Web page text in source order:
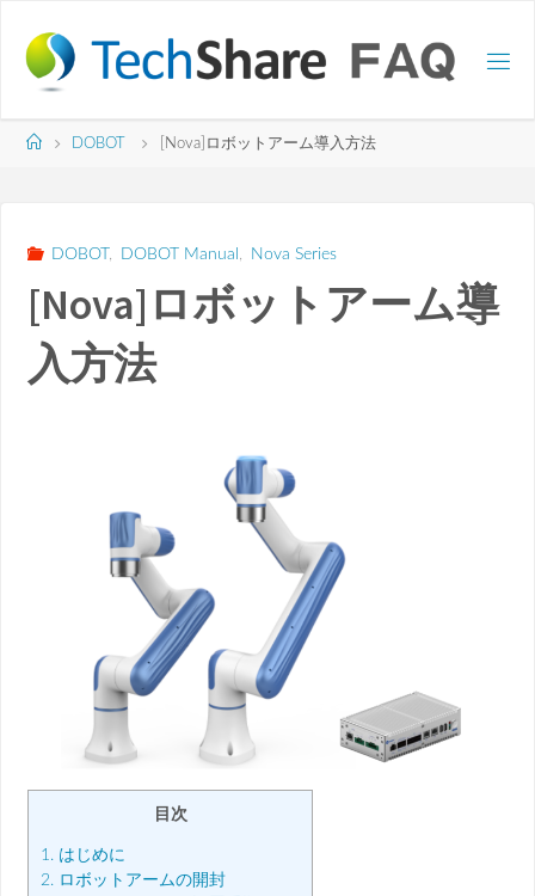
ツ
ホ
DOBOT [Nova]ロボットアーム導入方法
DOBOT, DOBOT Manual Nova Series
[Nova]ロボットアーム導
入方法
目次
1. はじめに
2. ロボットアームの開封